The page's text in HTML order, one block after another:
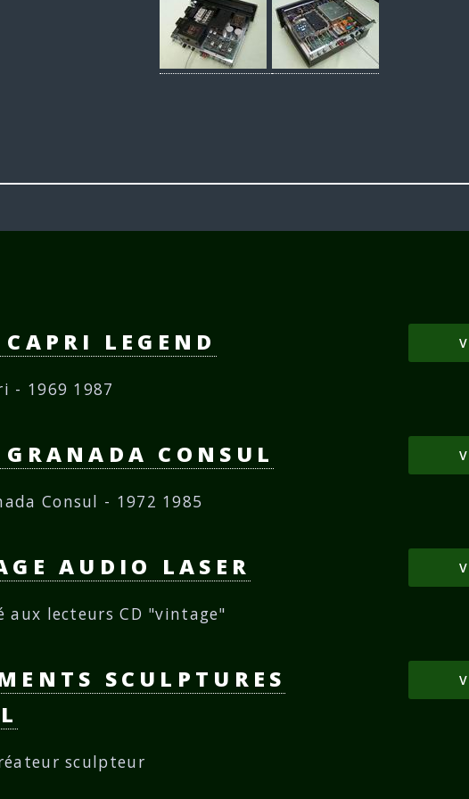
CAPRI LEGEND
- 1969 1987
GRANADA CONSUL
Consul - 1972 1985
AUDIO LASER
aux lecteurs CD "vintage"
SCULPTURES
sculpteur